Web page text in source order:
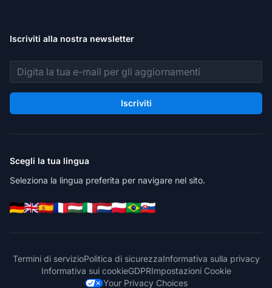
Iscriviti alla nostra newsletter
Indirizzo email
Iscriviti
Scegli la tua lingua
Seleziona la lingua preferita per navigare nel sito.
Termini di servizioPolitica di sicurezzaInformativa sulla privacy
Informativa sui cookieGDPRImpostazioni Cookie
Your Privacy Choices